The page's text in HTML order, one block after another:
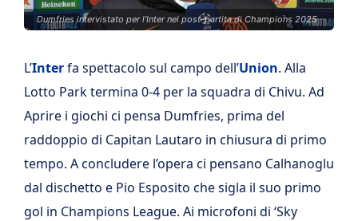
Dumfries intervistato per l'Inter nel post-partita di Champions 2025
L’Interfa spettacolo sul campo dell’Union. Alla
Lotto Park termina 0-4 per la squadra di Chivu. Ad
Aprire i giochi ci pensa Dumfries, prima del
raddoppio di Capitan Lautaro in chiusura di primo
tempo. A concludere l’opera ci pensano Calhanoglu
dal dischetto e Pio Esposito che sigla il suo primo
gol in Champions League. Ai microfoni di ‘Sky